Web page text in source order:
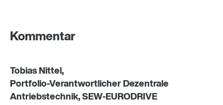
Kommentar
Tobias Nittel,
Portfolio-Verantwortlicher Dezentrale
Antriebstechnik, SEW-EURODRIVE